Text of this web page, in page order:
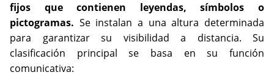
fijos que contienen leyendas, símbolos o
pictogramas. Se instalan a una altura determinada
para garantizar su visibilidad a distancia. Su
clasificación principal se basa en su función
comunicativa: